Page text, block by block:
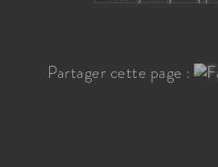
Partager cette page :